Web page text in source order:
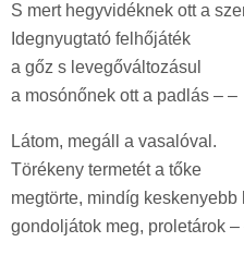
S mert hegyvidéknek ott a
Idegnyugtató felhőjáték
a gőz s levegőváltozásul
a mosónőnek ott a padlás – –
Látom, megáll a vasalóval.
Törékeny termetét a tőke
megtörte, mindíg keskenyebb
gondoljátok meg, proletárok –